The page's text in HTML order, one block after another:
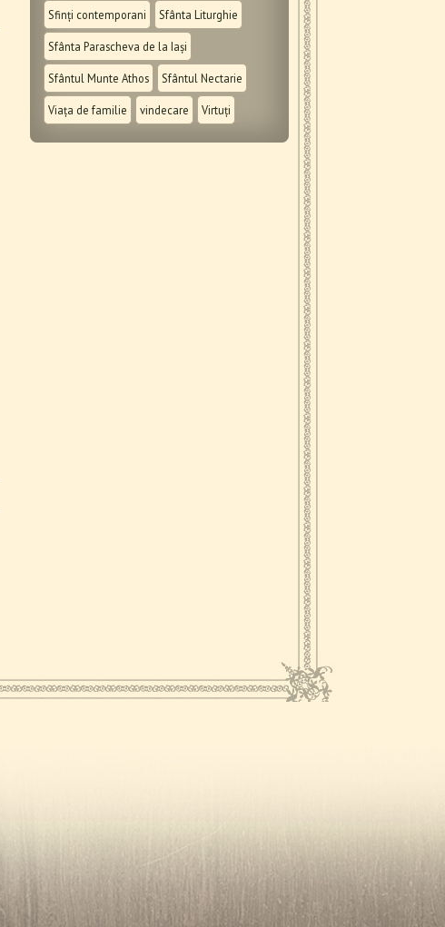
Sfinți contemporani Sfânta Liturghie
Sfânta Parascheva de la Iași
Sfântul Munte Athos Sfântul Nectarie
Viața de familie vindecare Virtuți